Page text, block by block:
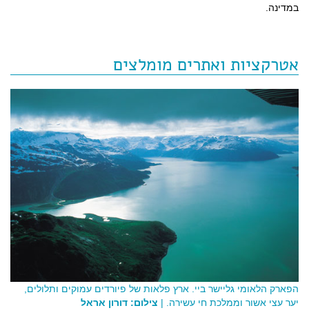
במדינה.
אטרקציות ואתרים מומלצים
הפארק הלאומי גליישר ביי. ארץ פלאות של פיורדים עמוקים ותלולים,
יער עצי אשור וממלכת חי עשירה. | צילום: דורון אראל